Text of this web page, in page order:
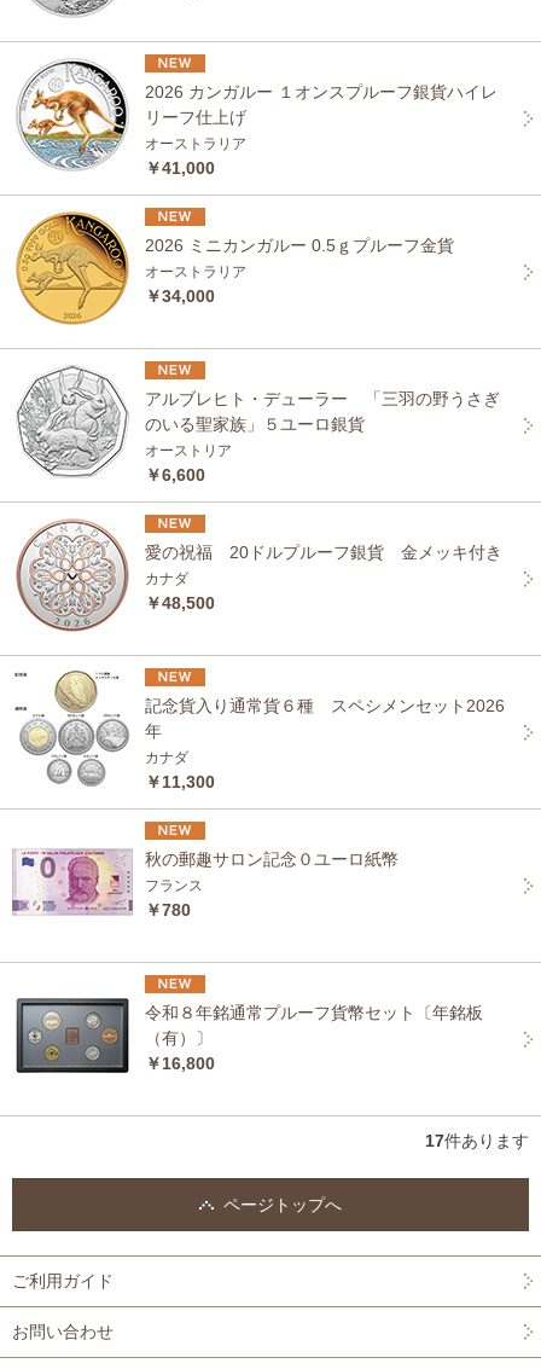
2026 カンガルー １オンスプルーフ銀貨ハイレ
リーフ仕上げ
オーストラリア
￥41,000
2026 ミニカンガルー 0.5ｇプルーフ金貨
オーストラリア
￥34,000
アルブレヒト・デューラー 「三羽の野うさぎ
のいる聖家族」５ユーロ銀貨
オーストリア
￥6,600
愛の祝福 20ドルプルーフ銀貨 金メッキ付き
カナダ
￥48,500
記念貨入り通常貨６種 スペシメンセット2026
年
カナダ
￥11,300
秋の郵趣サロン記念０ユーロ紙幣
フランス
￥780
令和８年銘通常プルーフ貨幣セット〔年銘板
（有）〕
￥16,800
17件あります
ページトップへ
ご利用ガイド
お問い合わせ